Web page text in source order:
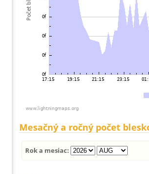
Mesačný a ročný počet
Rok a mesiac: